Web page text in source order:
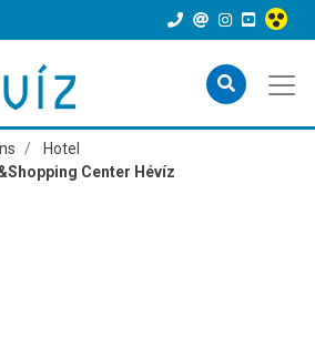
Hotel
Center Hévíz